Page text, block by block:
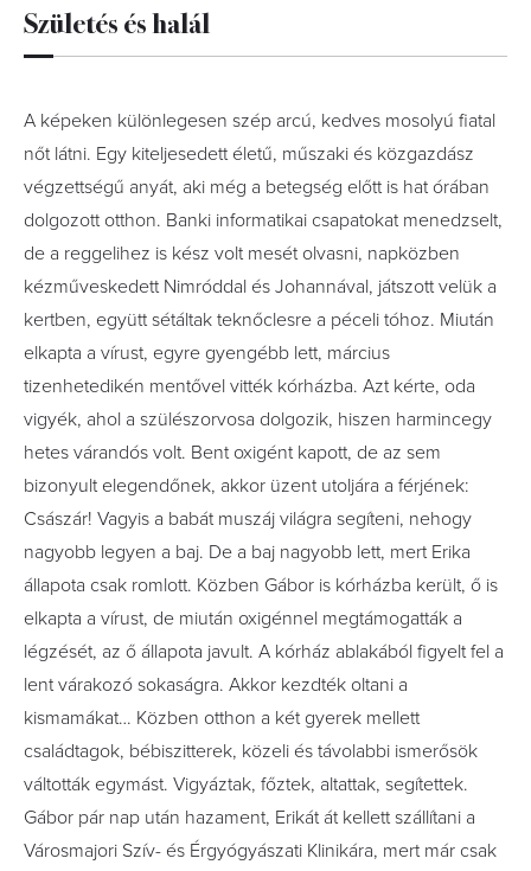
Születés és halál
A képeken különlegesen szép arcú, kedves mosolyú fiatal
nőt látni. Egy kiteljesedett életű, műszaki és közgazdász
végzettségű anyát, aki még a betegség előtt is hat órában
dolgozott otthon. Banki informatikai csapatokat menedzselt,
de a reggelihez is kész volt mesét olvasni, napközben
kézműveskedett Nimróddal és Johannával, játszott velük a
kertben, együtt sétáltak teknőclesre a péceli tóhoz. Miután
elkapta a vírust, egyre gyengébb lett, március
tizenhetedikén mentővel vitték kórházba. Azt kérte, oda
vigyék, ahol a szülészorvosa dolgozik, hiszen harmincegy
hetes várandós volt. Bent oxigént kapott, de az sem
bizonyult elegendőnek, akkor üzent utoljára a férjének:
Császár! Vagyis a babát muszáj világra segíteni, nehogy
nagyobb legyen a baj. De a baj nagyobb lett, mert Erika
állapota csak romlott. Közben Gábor is kórházba került, ő is
elkapta a vírust, de miután oxigénnel megtámogatták a
légzését, az ő állapota javult. A kórház ablakából figyelt fel a
lent várakozó sokaságra. Akkor kezdték oltani a
kismamákat… Közben otthon a két gyerek mellett
családtagok, bébiszitterek, közeli és távolabbi ismerősök
váltották egymást. Vigyáztak, főztek, altattak, segítettek.
Gábor pár nap után hazament, Erikát át kellett szállítani a
Városmajori Szív- és Érgyógyászati Klinikára, mert már csak